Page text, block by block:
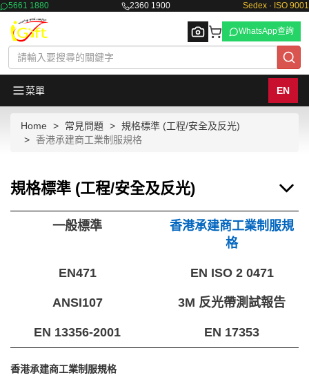
5661 1880 2360 1900 Sedex · ISO 9001
Browse
WhatsApp查詢
菜單 EN
Home 常見問題
規格標準 (工程/安全及反光)
香港承建商工業制服規格
規格標準 (工程/安全及反光)
一般標準
香港承建商工業制服規
格
EN471 EN ISO 2 0471
ANSI107 3M 反光帶測試報告
EN 13356-2001 EN 17353
香港承建商工業制服規格